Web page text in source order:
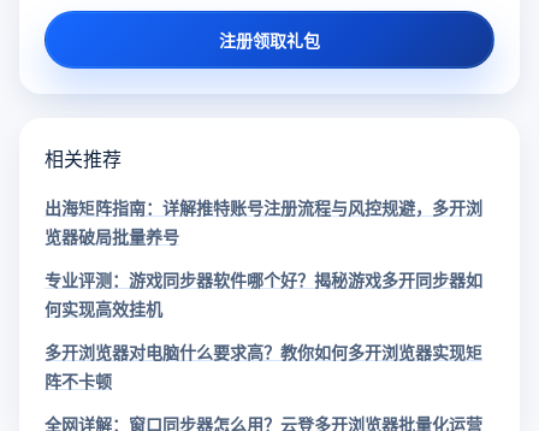
注册领取礼包
相关推荐
出海矩阵指南：详解推特账号注册流程与风控规避，多开浏
览器破局批量养号
专业评测：游戏同步器软件哪个好？揭秘游戏多开同步器如
何实现高效挂机
多开浏览器对电脑什么要求高？教你如何多开浏览器实现矩
阵不卡顿
全网详解：窗口同步器怎么用？云登多开浏览器批量化运营